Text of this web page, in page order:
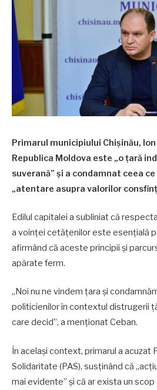
Primarul municipiului Chișinău,
Republica Moldova este „o țară
suverană” și a condamnat ceea
„atentare asupra valorilor
Edilul capitalei a subliniat că
a voinței cetățenilor este esențială
afirmând că aceste principii și
apărate ferm.
„Noi nu ne vindem țara și
politicienilor în contextul distrugerii
care decid”, a menționat Ceban.
În același context, primarul a acuzat
Solidaritate (PAS), susținând că
mai evidente” și că ar exista un